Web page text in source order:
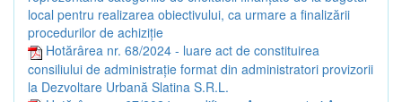
local pentru realizarea obiectivului, ca urmare a finalizării
procedurilor de achiziție
Hotărârea nr. 68/2024 - luare act de constituirea
consiliului de administrație format din administratori provizorii
la Dezvoltare Urbană Slatina S.R.L.